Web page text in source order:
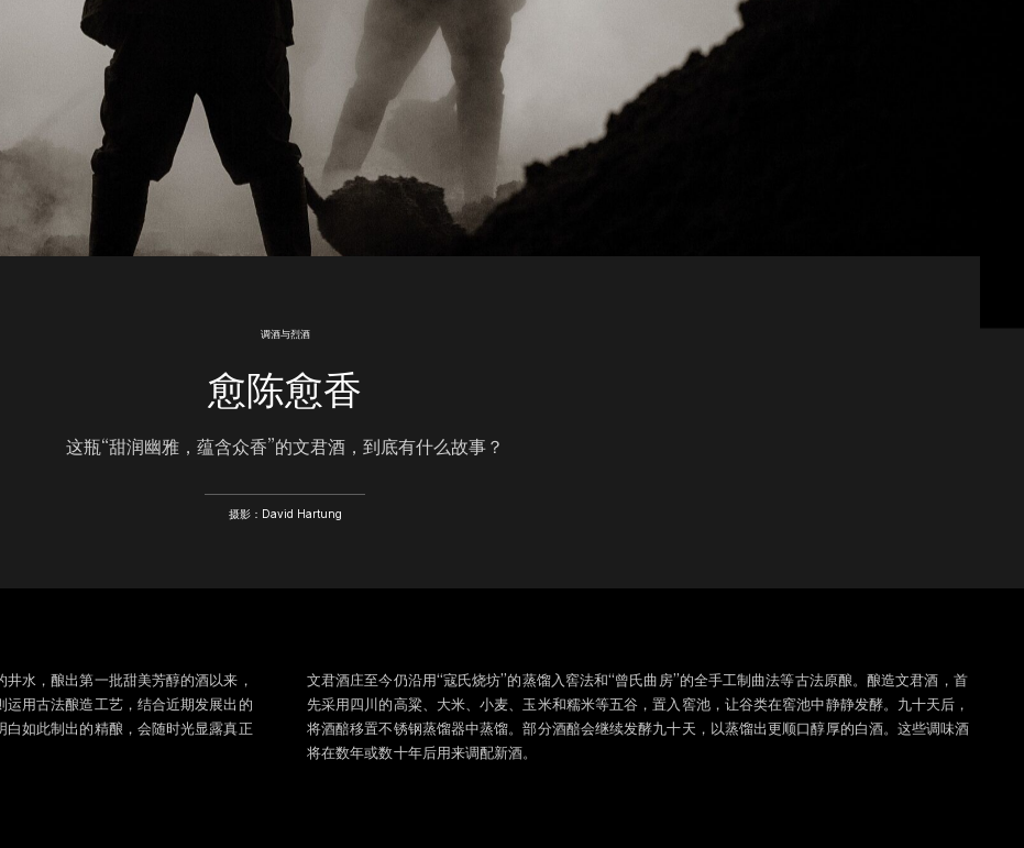
调酒与烈酒
愈陈愈香
这瓶“甜润幽雅，蕴含众香”的文君酒，到底有什么故事？
摄影：David Hartung
水，酿出第一批甜美芳醇的酒以来，
用古法酿造工艺，结合近期发展出的
如此制出的精酿，会随时光显露真正
文君酒庄至今仍沿用“寇氏烧坊”的蒸馏入窖法和“曾氏曲房”的全手工制曲法等古法原酿。酿造文君酒，首
先采用四川的高粱、大米、小麦、玉米和糯米等五谷，置入窖池，让谷类在窖池中静静发酵。九十天后，
将酒醅移置不锈钢蒸馏器中蒸馏。部分酒醅会继续发酵九十天，以蒸馏出更顺口醇厚的白酒。这些调味酒
将在数年或数十年后用来调配新酒。